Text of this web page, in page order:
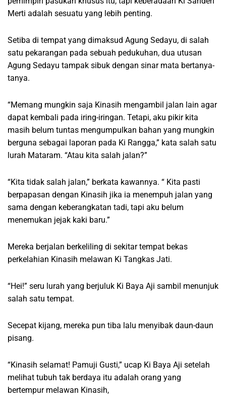
Merti adalah sesuatu yang lebih penting.
Setiba di tempat yang dimaksud Agung Sedayu, di salah
satu pekarangan pada sebuah pedukuhan, dua utusan
Agung Sedayu tampak sibuk dengan sinar mata bertanya-
tanya.
“Memang mungkin saja Kinasih mengambil jalan lain agar
dapat kembali pada iring-iringan. Tetapi, aku pikir kita
masih belum tuntas mengumpulkan bahan yang mungkin
berguna sebagai laporan pada Ki Rangga,” kata salah satu
lurah Mataram. “Atau kita salah jalan?”
“Kita tidak salah jalan,” berkata kawannya. “ Kita pasti
berpapasan dengan Kinasih jika ia menempuh jalan yang
sama dengan keberangkatan tadi, tapi aku belum
menemukan jejak kaki baru.”
Mereka berjalan berkeliling di sekitar tempat bekas
perkelahian Kinasih melawan Ki Tangkas Jati.
“Hei!” seru lurah yang berjuluk Ki Baya Aji sambil menunjuk
salah satu tempat.
Secepat kijang, mereka pun tiba lalu menyibak daun-daun
pisang.
“Kinasih selamat! Pamuji Gusti,” ucap Ki Baya Aji setelah
melihat tubuh tak berdaya itu adalah orang yang
bertempur melawan Kinasih,